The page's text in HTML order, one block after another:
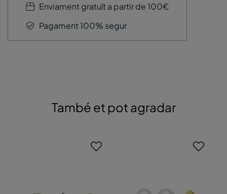
Enviament gratuït a partir de 100€
Pagament 100% segur
També et pot agradar